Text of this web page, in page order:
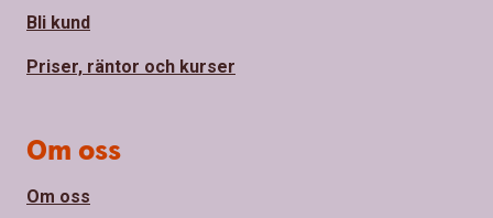
Bli kund
Priser, räntor och kurser
Om oss
Om oss